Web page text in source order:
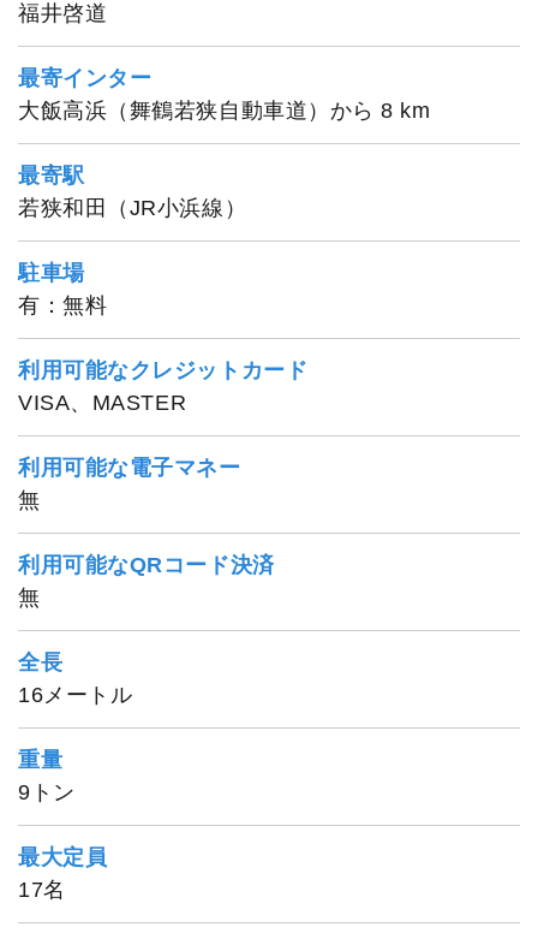
福井啓道
最寄インター
大飯高浜（舞鶴若狭自動車道）から 8 km
最寄駅
若狭和田（JR小浜線）
駐車場
有：無料
利用可能なクレジットカード
VISA、MASTER
利用可能な電子マネー
無
利用可能なQRコード決済
無
全長
16メートル
重量
9トン
最大定員
17名